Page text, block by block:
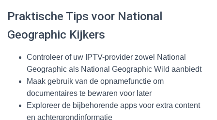
Praktische Tips voor National
Geographic Kijkers
Controleer of uw IPTV-provider zowel National
Geographic als National Geographic Wild aanbiedt
Maak gebruik van de opnamefunctie om
documentaires te bewaren voor later
Exploreer de bijbehorende apps voor extra content
en achtergrondinformatie